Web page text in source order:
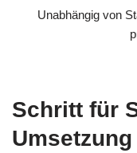
Unabhängig von
Schritt für